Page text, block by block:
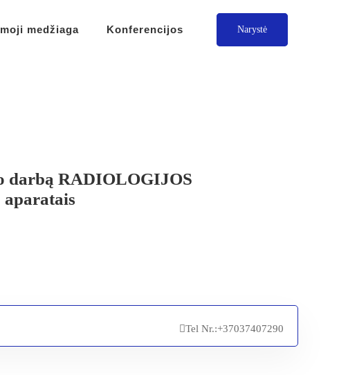
medžiaga Konferencijos Narystė
darbą RADIOLOGIJOS
Tel Nr.:+37037407290